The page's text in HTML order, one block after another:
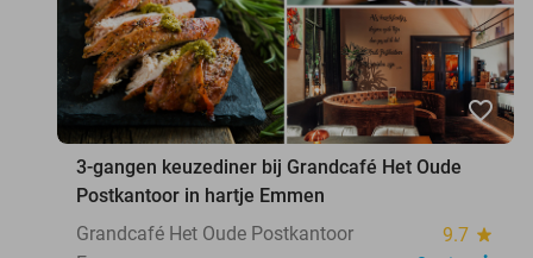
favorite_border
3-gangen keuzediner bij Grandcafé Het Oude
Postkantoor in hartje Emmen
Grandcafé Het Oude Postkantoor
9.7 star